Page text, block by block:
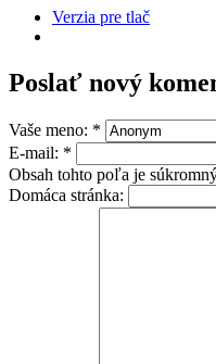
Verzia pre tlač
Poslať nový
Vaše meno: *
E-mail: *
Obsah tohto poľa je
Domáca stránka: